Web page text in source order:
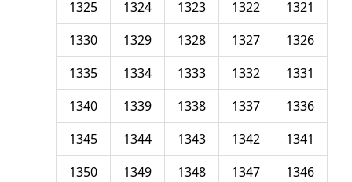
1321
1322
1323
1324
1325
1326
1327
1328
1329
1330
1331
1332
1333
1334
1335
1336
1337
1338
1339
1340
1341
1342
1343
1344
1345
1346
1347
1348
1349
1350